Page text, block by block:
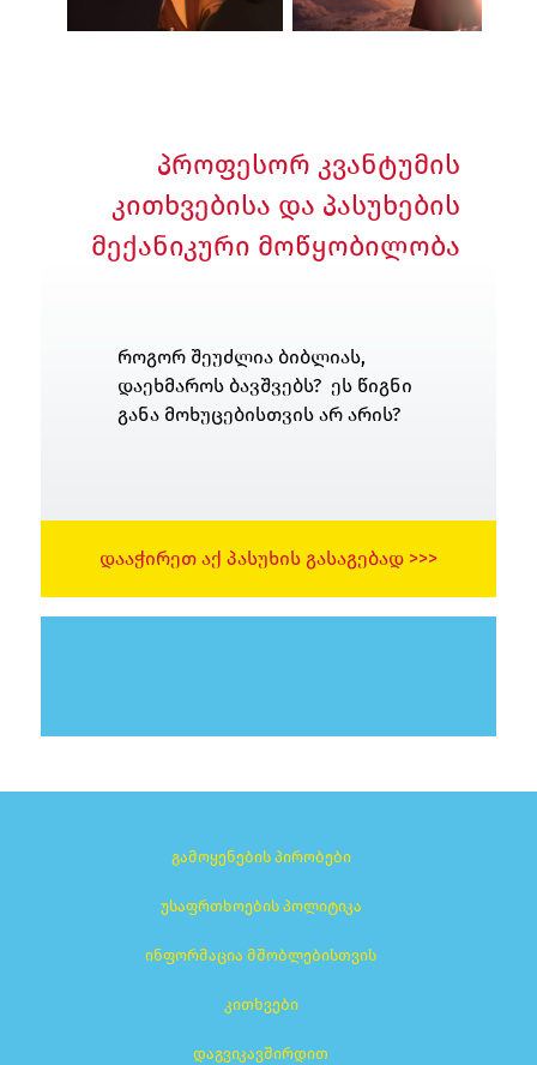
პროფესორ კვანტუმის
კითხვებისა და პასუხების
მექანიკური მოწყობილობა
როგორ შეუძლია ბიბლიას,
დაეხმაროს ბავშვებს? ეს წიგნი
განა მოხუცებისთვის არ არის?
ᲓᲐᲐᲭᲘᲠᲔᲗ ᲐᲥ ᲞᲐᲡᲣᲮᲘᲡ ᲒᲐᲡᲐᲒᲔᲑᲐᲓ >>>
გამოყენების პირობები
უსაფრთხოების პოლიტიკა
ინფორმაცია მშობლებისთვის
კითხვები
დაგვიკავშირდით